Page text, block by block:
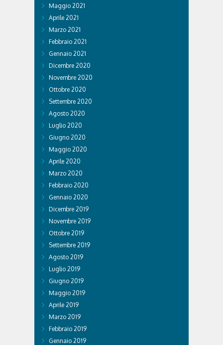
Maggio 2021
Aprile 2021
Marzo 2021
Febbraio 2021
Gennaio 2021
Dicembre 2020
Novembre 2020
Ottobre 2020
Settembre 2020
Agosto 2020
Luglio 2020
Giugno 2020
Maggio 2020
Aprile 2020
Marzo 2020
Febbraio 2020
Gennaio 2020
Dicembre 2019
Novembre 2019
Ottobre 2019
Settembre 2019
Agosto 2019
Luglio 2019
Giugno 2019
Maggio 2019
Aprile 2019
Marzo 2019
Febbraio 2019
Gennaio 2019